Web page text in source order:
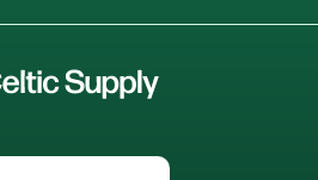
e
i
n
n